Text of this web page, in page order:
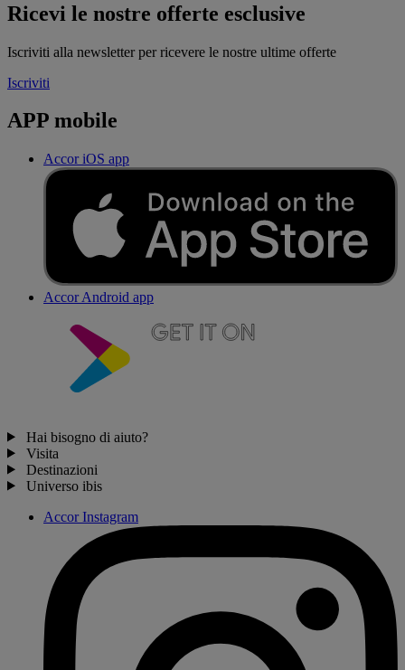
Ricevi le nostre offerte esclusive
Iscriviti alla newsletter per ricevere le nostre ultime offerte
Iscriviti
APP mobile
Accor iOS app
Accor Android app
Hai bisogno di aiuto?
Visita
Destinazioni
Universo ibis
Accor Instagram